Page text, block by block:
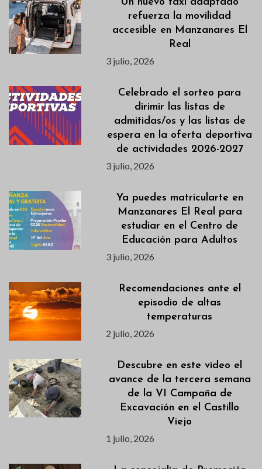
refuerza la movilidad
accesible en Manzanares El
Real
3 julio, 2026
Celebrado el sorteo para
dirimir las listas de
admitidas/os y las listas de
espera en la oferta deportiva
de actividades 2026-2027
3 julio, 2026
Ya puedes matricularte en
Manzanares El Real para
estudiar en el Centro de
Educación para Adultos
3 julio, 2026
Recomendaciones ante el
episodio de altas
temperaturas
2 julio, 2026
Descubre en este vídeo el
avance de la tercera semana
de la VI Campaña de
Excavación en el Castillo
Viejo
1 julio, 2026